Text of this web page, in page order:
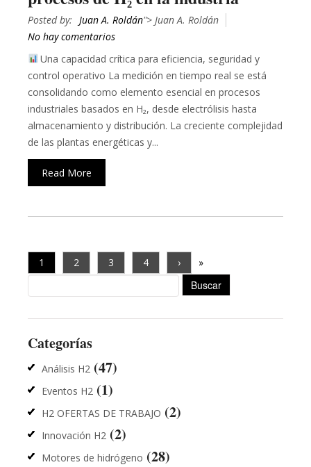
Posted by: Juan A. Roldán"> Juan A. Roldán
No hay comentarios
Una capacidad crítica para eficiencia, seguridad y
control operativo La medición en tiempo real se está
consolidando como elemento esencial en procesos
industriales basados en H₂, desde electrólisis hasta
almacenamiento y distribución. La creciente complejidad
de las plantas energéticas y...
Read More
1 2 3 4 › »
Categorías
Análisis H2 (47)
Eventos H2 (1)
H2 OFERTAS DE TRABAJO (2)
Innovación H2 (2)
Motores de hidrógeno (28)